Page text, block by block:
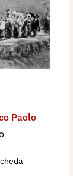
Paolo